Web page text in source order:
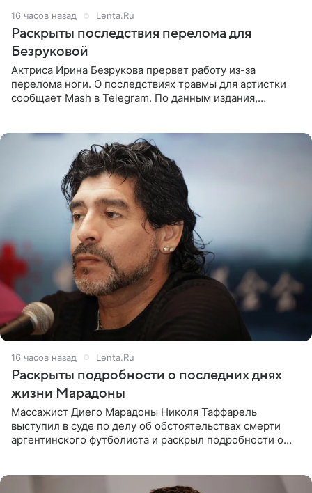
16 часов назад Lenta.Ru
Раскрыты последствия перелома для
Безруковой
Актриса Ирина Безрукова прервет работу из-за
перелома ноги. О последствиях травмы для артистки
сообщает Mash в Telegram. По данным издания,
16 часов назад Lenta.Ru
Раскрыты подробности о последних днях
жизни Марадоны
Массажист Диего Марадоны Николя Таффарель
выступил в суде по делу об обстоятельствах смерти
аргентинского футболиста и раскрыл подробности о